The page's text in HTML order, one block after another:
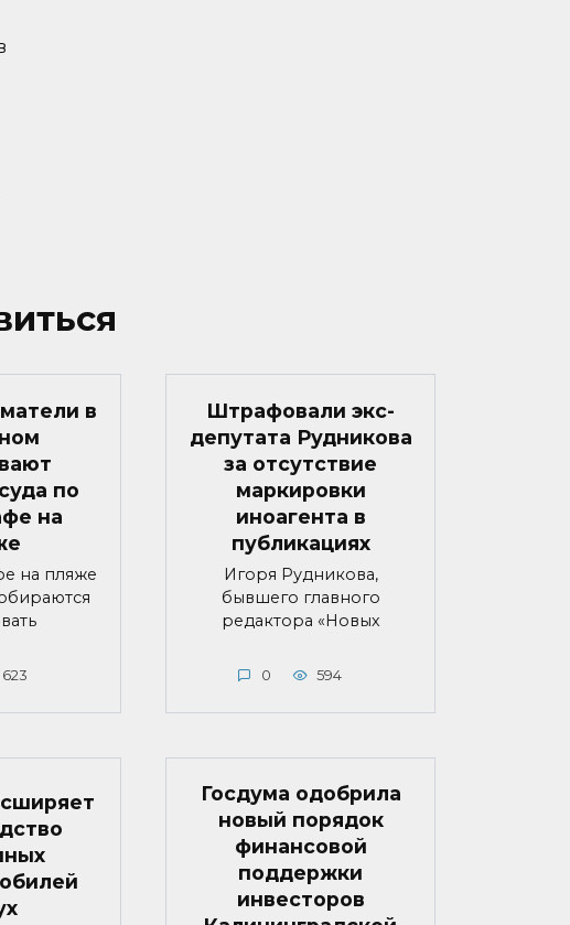
в
по
на
на пляже
623
Штрафовали экс-
депутата Рудникова
за отсутствие
маркировки
иноагента в
публикациях
Игоря Рудникова,
бывшего главного
редактора «Новых
0 594
Госдума одобрила
новый порядок
финансовой
поддержки
инвесторов